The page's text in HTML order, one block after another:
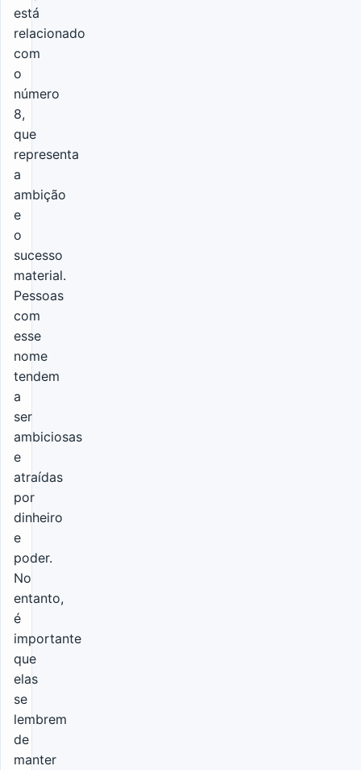
está
relacionado
com
o
número
8,
que
representa
a
ambição
e
o
sucesso
material.
Pessoas
com
esse
nome
tendem
a
ser
ambiciosas
e
atraídas
por
dinheiro
e
poder.
No
entanto,
é
importante
que
elas
se
lembrem
de
manter